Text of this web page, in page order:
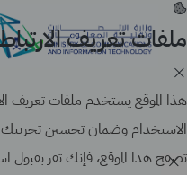
موقع حكومي رسمي تابع
كيف تتحقق
تجاوز
إلى
المحتوى
الرئيسي
ملفات تعريف
هذا الموقع يستخدم ملفات تعريف
الاستخدام وضمان تحسين تجربتك
تصفح هذا الموقع، فإنك تقر بقبول